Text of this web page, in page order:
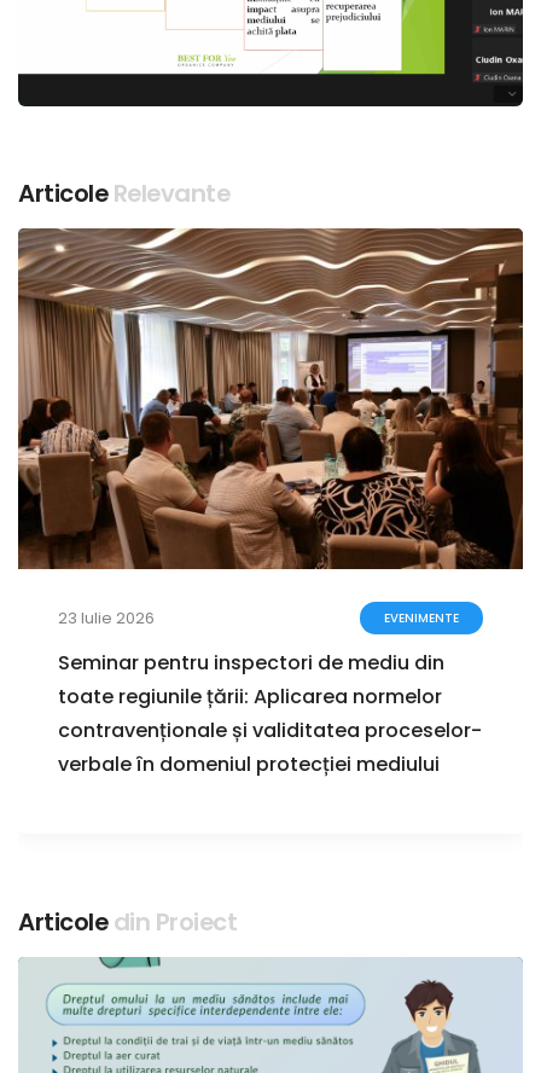
ArticoleRelevante
23 Iulie 2026 EVENIMENTE
Seminar pentru inspectori de mediu din
toate regiunile țării: Aplicarea normelor
contravenționale și validitatea proceselor-
verbale în domeniul protecției mediului
Articoledin Proiect